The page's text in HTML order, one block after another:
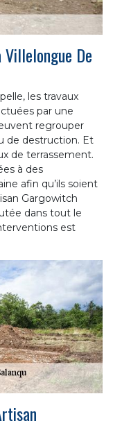
De
les travaux
par une
regrouper
de destruction. Et
de terrassement.
à des
afin qu’ils soient
Gargowitch
dans tout le
est